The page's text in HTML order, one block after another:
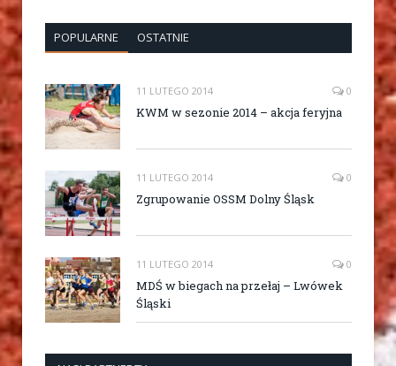
POPULARNE OSTATNIE
11 LUTEGO 2014 0
KWM w sezonie 2014 – akcja feryjna
11 LUTEGO 2014 0
Zgrupowanie OSSM Dolny Śląsk
11 LUTEGO 2014 0
MDŚ w biegach na przełaj – Lwówek
Śląski